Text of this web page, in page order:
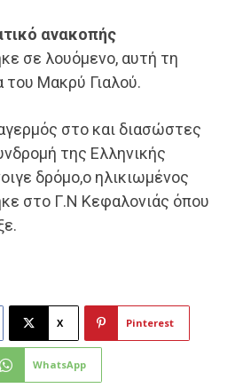
ανακοπής
σε λουόμενο, αυτή τη
του Μακρύ Γιαλού.
στο και διασώστες
της Ελληνικής
δρόμο,ο ηλικιωμένος
στο Γ.Ν Κεφαλονιάς όπου
X Pinterest
WhatsApp